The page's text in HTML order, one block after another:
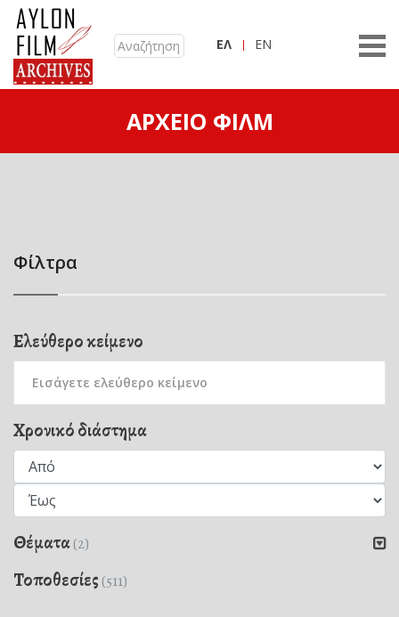
ΕΛ EN
ΑΡΧΕΊΟ ΦΙΛΜ
Φίλτρα
Ελεύθερο κείμενο
Χρονικό διάστημα
Θέματα(2)
Τοποθεσίες (511)